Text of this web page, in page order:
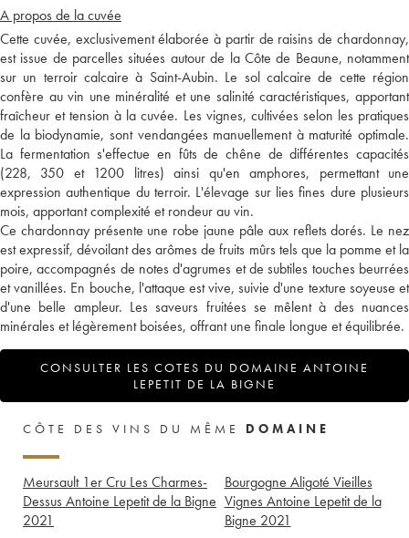
A propos de la cuvée
Cette cuvée, exclusivement élaborée à partir de raisins de chardonnay,
est issue de parcelles situées autour de la Côte de Beaune, notamment
sur un terroir calcaire à Saint-Aubin. Le sol calcaire de cette région
confère au vin une minéralité et une salinité caractéristiques, apportant
fraîcheur et tension à la cuvée. Les vignes, cultivées selon les pratiques
de la biodynamie, sont vendangées manuellement à maturité optimale.
La fermentation s'effectue en fûts de chêne de différentes capacités
(228, 350 et 1200 litres) ainsi qu'en amphores, permettant une
expression authentique du terroir. L'élevage sur lies fines dure plusieurs
mois, apportant complexité et rondeur au vin.
Ce chardonnay présente une robe jaune pâle aux reflets dorés. Le nez
est expressif, dévoilant des arômes de fruits mûrs tels que la pomme et la
poire, accompagnés de notes d'agrumes et de subtiles touches beurrées
et vanillées. En bouche, l'attaque est vive, suivie d'une texture soyeuse et
d'une belle ampleur. Les saveurs fruitées se mêlent à des nuances
minérales et légèrement boisées, offrant une finale longue et équilibrée.
CONSULTER LES COTES DU DOMAINE ANTOINE
LEPETIT DE LA BIGNE
CÔTE DES VINS DU MÊME DOMAINE
Meursault 1er Cru Les Charmes-
Dessus Antoine Lepetit de la Bigne
2021
Bourgogne Aligoté Vieilles
Vignes Antoine Lepetit de la
Bigne 2021